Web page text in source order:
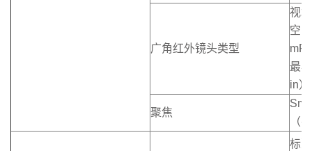
广角红外镜头类型
视
空
最
in）
聚焦
（
标